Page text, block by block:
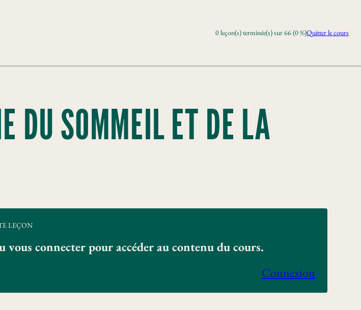
0 leçon(s) terminée(s) sur 66 (0 %)Quitter le cours
DU SOMMEIL ET DE LA
LEÇON
vous connecter pour accéder au contenu du cours.
Connexion